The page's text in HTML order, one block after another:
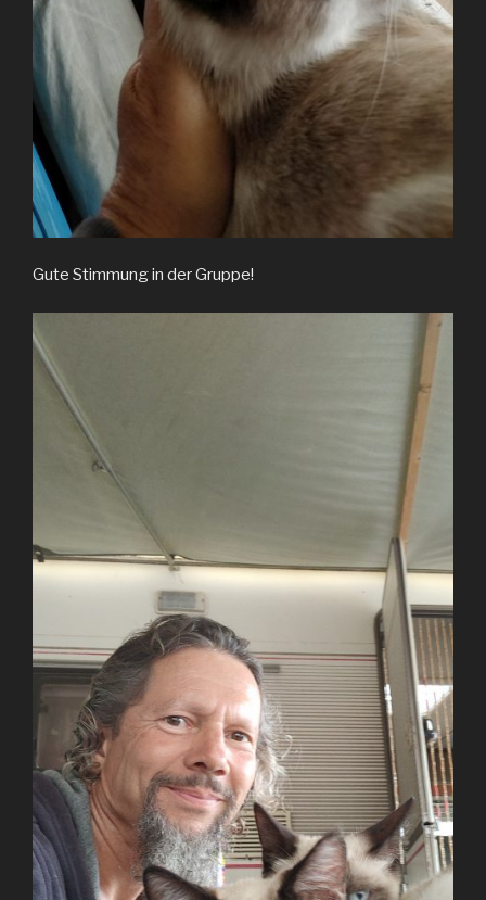
Gute Stimmung in der Gruppe!